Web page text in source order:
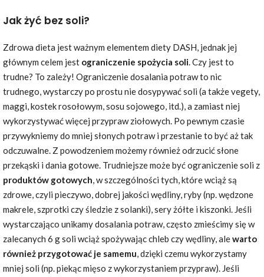
Jak żyć bez soli?
Zdrowa dieta jest ważnym elementem diety DASH, jednak jej
głównym celem jest ograniczenie spożycia soli. Czy jest to
trudne? To zależy! Ograniczenie dosalania potraw to nic
trudnego, wystarczy po prostu nie dosypywać soli (a także vegety,
maggi, kostek rosołowym, sosu sojowego, itd.), a zamiast niej
wykorzystywać więcej przypraw ziołowych. Po pewnym czasie
przywykniemy do mniej słonych potraw i przestanie to być aż tak
odczuwalne. Z powodzeniem możemy również odrzucić słone
przekąski i dania gotowe. Trudniejsze może być ograniczenie soli z
produktów gotowych, w szczególności tych, które wciąż są
zdrowe, czyli pieczywo, dobrej jakości wędliny, ryby (np. wędzone
makrele, szprotki czy śledzie z solanki), sery żółte i kiszonki. Jeśli
wystarczająco unikamy dosalania potraw, często zmieścimy się w
zalecanych 6 g soli wciąż spożywając chleb czy wędliny, alewarto
również przygotować je samemu, dzięki czemu wykorzystamy
mniej soli (np. piekąc mięso z wykorzystaniem przypraw). Jeśli